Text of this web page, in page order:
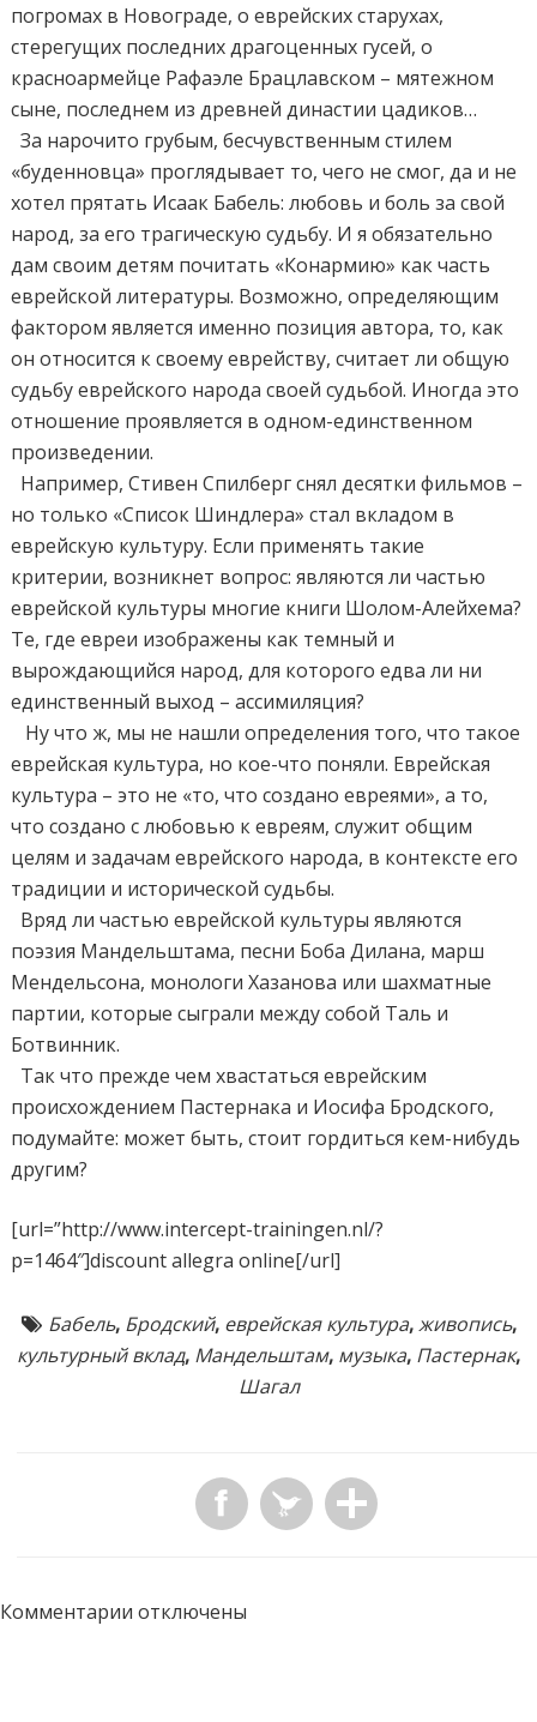
погромах в Новограде, о еврейских старухах,
стерегущих последних драгоценных гусей, о
красноармейце Рафаэле Брацлавском – мятежном
сыне, последнем из древней династии цадиков…
За нарочито грубым, бесчувственным стилем
«буденновца» проглядывает то, чего не смог, да и не
хотел прятать Исаак Бабель: любовь и боль за свой
народ, за его трагическую судьбу. И я обязательно
дам своим детям почитать «Конармию» как часть
еврейской литературы. Возможно, определяющим
фактором является именно позиция автора, то, как
он относится к своему еврейству, считает ли общую
судьбу еврейского народа своей судьбой. Иногда это
отношение проявляется в одном-единственном
произведении.
Например, Стивен Спилберг снял десятки фильмов –
но только «Список Шиндлера» стал вкладом в
еврейскую культуру. Если применять такие
критерии, возникнет вопрос: являются ли частью
еврейской культуры многие книги Шолом-Алейхема?
Те, где евреи изображены как темный и
вырождающийся народ, для которого едва ли ни
единственный выход – ассимиляция?
Ну что ж, мы не нашли определения того, что такое
еврейская культура, но кое-что поняли. Еврейская
культура – это не «то, что создано евреями», а то,
что создано с любовью к евреям, служит общим
целям и задачам еврейского народа, в контексте его
традиции и исторической судьбы.
Вряд ли частью еврейской культуры являются
поэзия Мандельштама, песни Боба Дилана, марш
Мендельсона, монологи Хазанова или шахматные
партии, которые сыграли между собой Таль и
Ботвинник.
Так что прежде чем хвастаться еврейским
происхождением Пастернака и Иосифа Бродского,
подумайте: может быть, стоит гордиться кем-нибудь
другим?
[url=”http://www.intercept-trainingen.nl/?
p=1464″]discount allegra online[/url]
Бабель, Бродский, еврейская культура,живопись,
культурный вклад, Мандельштам, музыка, Пастернак,
Шагал
Комментарии отключены